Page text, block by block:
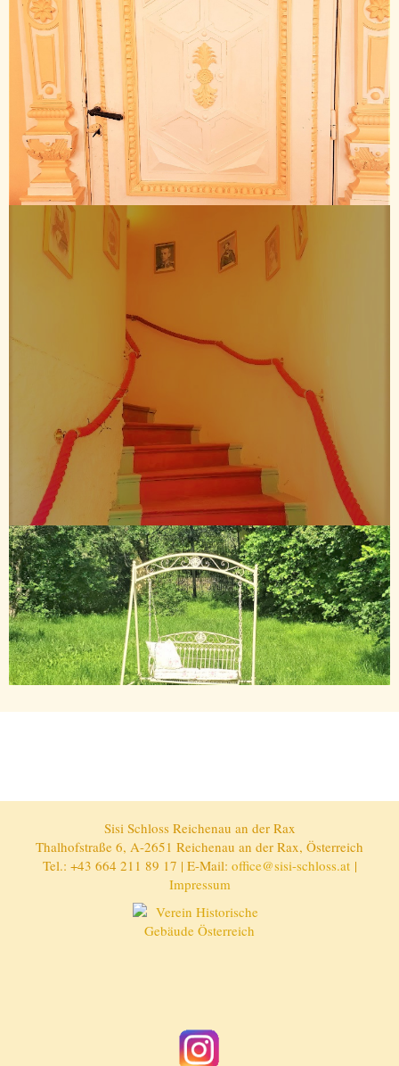
Sisi Schloss Reichenau an der Rax
Thalhofstraße 6, A-2651 Reichenau an der Rax, Österreich
Tel.: +43 664 211 89 17 | E-Mail: office@sisi-schloss.at|
Impressum